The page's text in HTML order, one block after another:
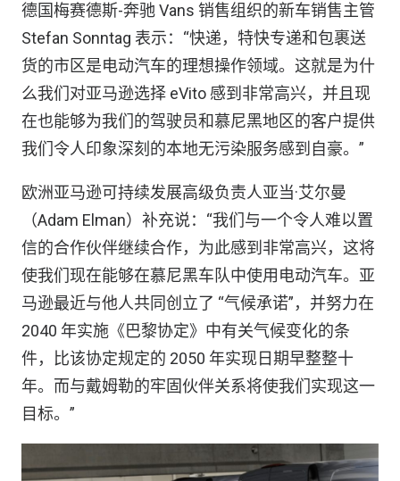
德国梅赛德斯-奔驰 Vans 销售组织的新车销售主管
Stefan Sonntag 表示：“快递，特快专递和包裹送
货的市区是电动汽车的理想操作领域。这就是为什
么我们对亚马逊选择 eVito 感到非常高兴，并且现
在也能够为我们的驾驶员和慕尼黑地区的客户提供
我们令人印象深刻的本地无污染服务感到自豪。”
欧洲亚马逊可持续发展高级负责人亚当·艾尔曼
（Adam Elman）补充说：“我们与一个令人难以置
信的合作伙伴继续合作，为此感到非常高兴，这将
使我们现在能够在慕尼黑车队中使用电动汽车。亚
马逊最近与他人共同创立了 “气候承诺”，并努力在
2040 年实施《巴黎协定》中有关气候变化的条
件，比该协定规定的 2050 年实现日期早整整十
年。而与戴姆勒的牢固伙伴关系将使我们实现这一
目标。”